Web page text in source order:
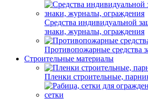
Средства индивидуальной
знаки, журналы, ограждения
Противопожарные средства
Строительные материалы
Пленки строительные,